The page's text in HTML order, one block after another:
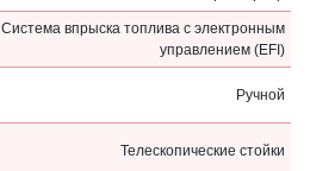
Система впрыска топлива с электронным
управлением (EFI)
Ручной
Телескопические стойки